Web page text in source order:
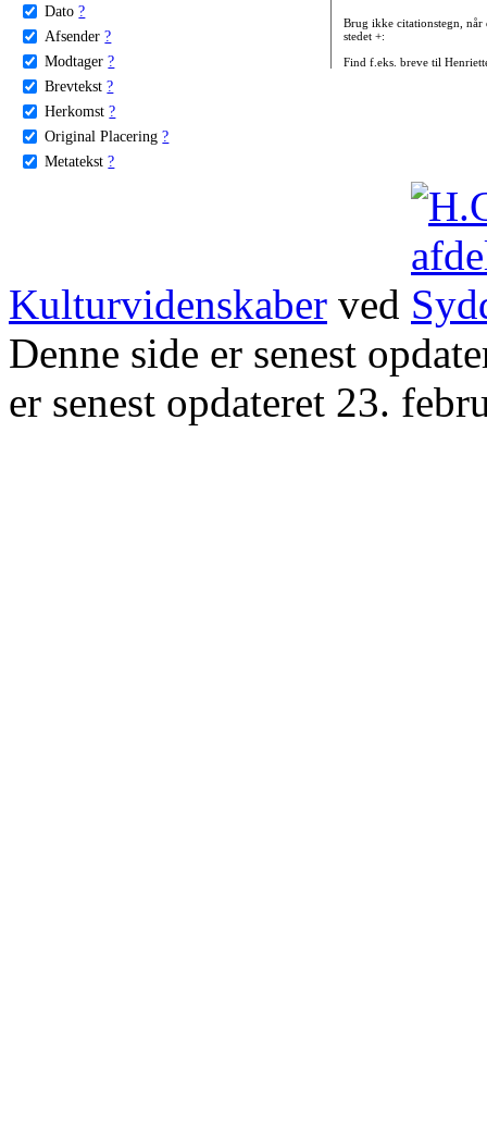
Dato ?
Afsender ?
Modtager ?
Brevtekst ?
Herkomst ?
Original Placering ?
Metatekst ?
Brug ikke citationstegn, når
stedet +:
Find f.eks. breve til
Kulturvidenskaber ved
Denne side er senest
er senest opdateret 23.